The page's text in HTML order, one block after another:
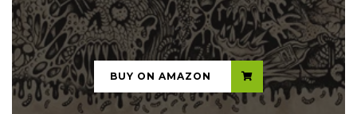
...
BUY ON AMAZON